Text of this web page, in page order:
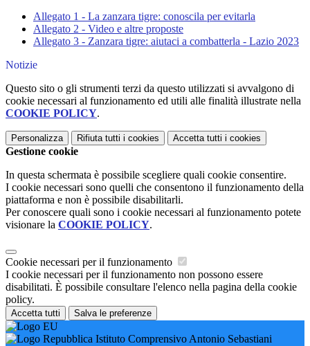
Allegato 1 - La zanzara tigre: conoscila per evitarla
Allegato 2 - Video e altre proposte
Allegato 3 - Zanzara tigre: aiutaci a combatterla - Lazio 2023
Notizie
Questo sito o gli strumenti terzi da questo utilizzati si avvalgono di
cookie necessari al funzionamento ed utili alle finalità illustrate nella
COOKIE POLICY.
Personalizza Rifiuta tutti i cookies Accetta tutti i cookies
Gestione cookie
In questa schermata è possibile scegliere quali cookie consentire.
I cookie necessari sono quelli che consentono il funzionamento della
piattaforma e non è possibile disabilitarli.
Per conoscere quali sono i cookie necessari al funzionamento potete
visionare la COOKIE POLICY.
Cookie necessari per il funzionamento
I cookie necessari per il funzionamento non possono essere
disabilitati. È possibile consultare l'elenco nella pagina della cookie
policy.
Accetta tutti Salva le preferenze
Istituto Comprensivo Antonio Sebastiani